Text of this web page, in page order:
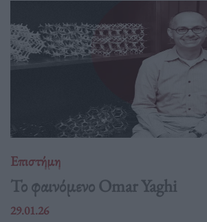
Επιστήμη
Το φαινόμενο Omar Yaghi
29.01.26